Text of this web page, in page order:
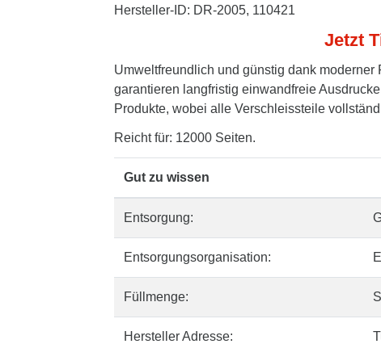
Hersteller-ID: DR-2005, 110421
Jetzt
Umweltfreundlich und günstig dank
garantieren langfristig einwandfreie
Produkte, wobei alle Verschleissteile
Reicht für: 12000 Seiten.
Gut zu wissen
Entsorgung:
Entsorgungsorganisation:
Füllmenge:
Hersteller Adresse: